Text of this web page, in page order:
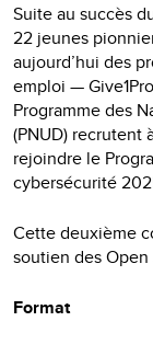
Suite au succès
22 jeunes
aujourd’hui des
emploi —
Programme des
(PNUD) recrutent
rejoindre le
cybersécurité
Cette deuxième
soutien des
Format